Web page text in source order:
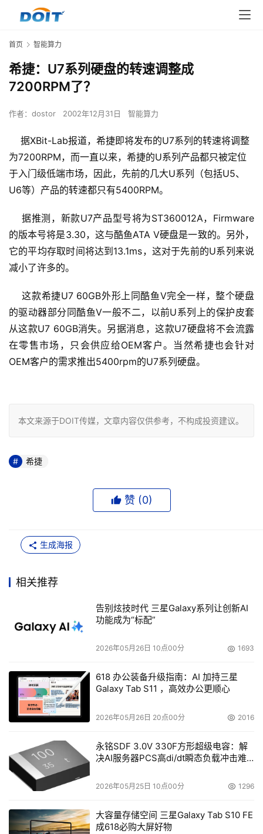
首页 智能算力
希捷：U7系列硬盘的转速调整成
7200RPM了？
作者： dostor 2002年12月31日 智能算力
据XBit-Lab报道，希捷即将发布的U7系列的转速将调整
为7200RPM，而一直以来，希捷的U系列产品都只被定位
于入门级低端市场，因此，先前的几大U系列（包括U5、
U6等）产品的转速都只有5400RPM。
据推测，新款U7产品型号将为ST360012A，Firmware
的版本号将是3.30，这与酷鱼ATA V硬盘是一致的。另外，
它的平均存取时间将达到13.1ms，这对于先前的U系列来说
减小了许多的。
这款希捷U7 60GB外形上同酷鱼V完全一样，整个硬盘
的驱动器部分同酷鱼V一般不二，以前U系列上的保护皮套
从这款U7 60GB消失。另据消息，这款U7硬盘将不会流露
在零售市场，只会供应给OEM客户。当然希捷也会针对
OEM客户的需求推出5400rpm的U7系列硬盘。
本文来源于DOIT传媒，文章内容仅供参考，不构成投资建议。
希捷
赞 (0)
生成海报
相关推荐
告别炫技时代 三星Galaxy系列让创新AI
功能成为“标配”
2026年05月26日 10点00分 1693
618 办公装备升级指南：AI 加持三星
Galaxy Tab S11 ，高效办公更顺心
2026年05月26日 20点00分 2016
永铭SDF 3.0V 330F方形超级电容：解
决AI服务器PCS高di/dt瞬态负载冲击难
2026年05月25日 10点00分 1296
大容量存储空间 三星Galaxy Tab S10 FE
成618必购大屏好物